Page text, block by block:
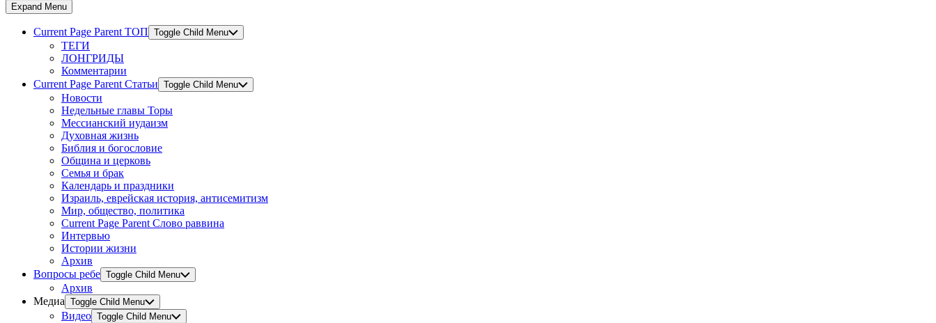
Expand Menu
Current Page Parent ТОП Toggle Child Menu
ТЕГИ
ЛОНГРИДЫ
Комментарии
Current Page Parent Статьи Toggle Child Menu
Новости
Недельные главы Торы
Мессианский иудаизм
Духовная жизнь
Библия и богословие
Община и церковь
Семья и брак
Календарь и праздники
Израиль, еврейская история, антисемитизм
Мир, общество, политика
Current Page Parent Слово раввина
Интервью
Истории жизни
Архив
Вопросы ребе Toggle Child Menu
Архив
Медиа Toggle Child Menu
Видео Toggle Child Menu